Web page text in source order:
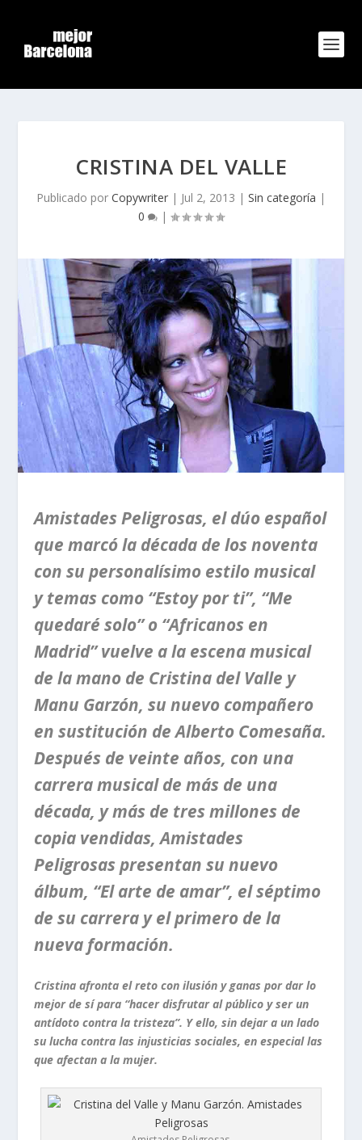
CRISTINA DEL VALLE
Publicado por Copywriter | Jul 2, 2013 | Sin categoría |
0
|
Amistades Peligrosas, el dúo español
que marcó la década de los noventa
con su personalísimo estilo musical
y temas como “Estoy por ti”, “Me
quedaré solo” o “Africanos en
Madrid” vuelve a la escena musical
de la mano de Cristina del Valle y
Manu Garzón, su nuevo compañero
en sustitución de Alberto Comesaña.
Después de veinte años, con una
carrera musical de más de una
década, y más de tres millones de
copia vendidas, Amistades
Peligrosas presentan su nuevo
álbum, “El arte de amar”, el séptimo
de su carrera y el primero de la
nueva formación.
Cristina afronta el reto con ilusión y ganas por dar lo
mejor de sí para “hacer disfrutar al público y ser un
antídoto contra la tristeza”. Y ello, sin dejar a un lado
su lucha contra las injusticias sociales, en especial las
que afectan a la mujer.